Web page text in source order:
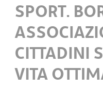
SPORT.
CITTADINI
VITA